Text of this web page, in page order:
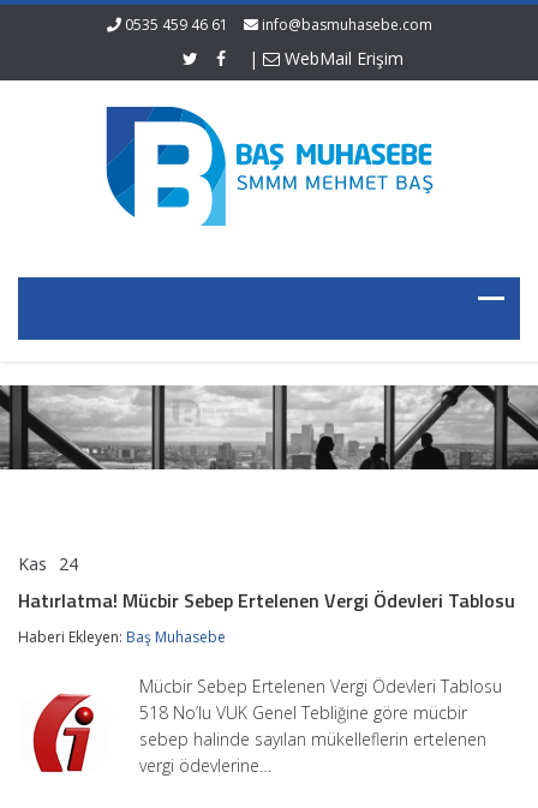
0535 459 46 61 info@basmuhasebe.com
| WebMail Erişim
Kas 24
Sebep
Vergi
Tablosu
Hatırlatma! Mücbir Sebep Ertelenen Vergi Ödevleri Tablosu
Haberi Ekleyen: Baş Muhasebe
Mücbir Sebep Ertelenen Vergi Ödevleri Tablosu
518 No’lu VUK Genel Tebliğine göre mücbir
sebep halinde sayılan mükelleflerin ertelenen
vergi ödevlerine…